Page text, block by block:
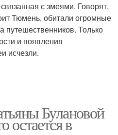
с змеями. Говорят,
Тюмень, обитали огромные
путешественников. Только
и появления
исчезли.
Булановой
остается в